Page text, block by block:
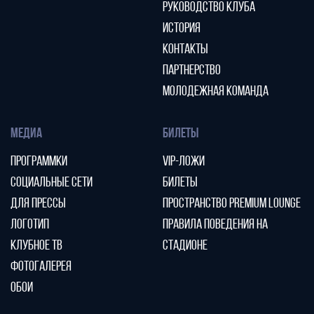
РУКОВОДСТВО КЛУБА
ИСТОРИЯ
КОНТАКТЫ
ПАРТНЕРСТВО
МОЛОДЕЖНАЯ КОМАНДА
МЕДИА
ПРОГРАММКИ
СОЦИАЛЬНЫЕ СЕТИ
ДЛЯ ПРЕССЫ
ЛОГОТИП
КЛУБНОЕ ТВ
ФОТОГАЛЕРЕЯ
ОБОИ
БИЛЕТЫ
VIP-ЛОЖИ
БИЛЕТЫ
ПРОСТРАНСТВО PREMIUM LOUNGE
ПРАВИЛА ПОВЕДЕНИЯ НА
СТАДИОНЕ